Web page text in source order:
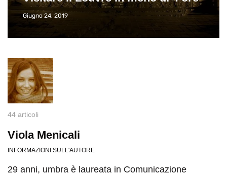
Giugno 24, 2019
44 articoli
Viola Menicali
INFORMAZIONI SULL'AUTORE
29 anni, umbra è laureata in Comunicazione